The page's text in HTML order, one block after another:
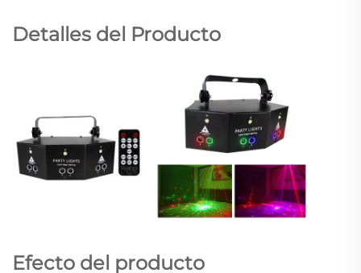
Detalles del Producto
Efecto del producto